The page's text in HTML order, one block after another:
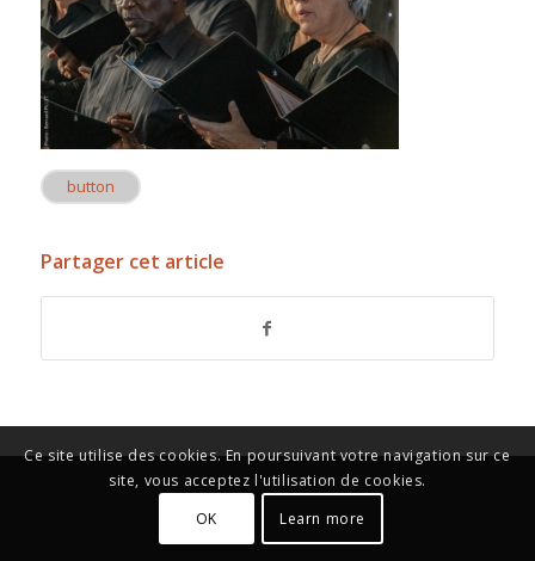
button
Partager cet article
Ce site utilise des cookies. En poursuivant votre navigation sur ce
site, vous acceptez l'utilisation de cookies.
OK
Learn more